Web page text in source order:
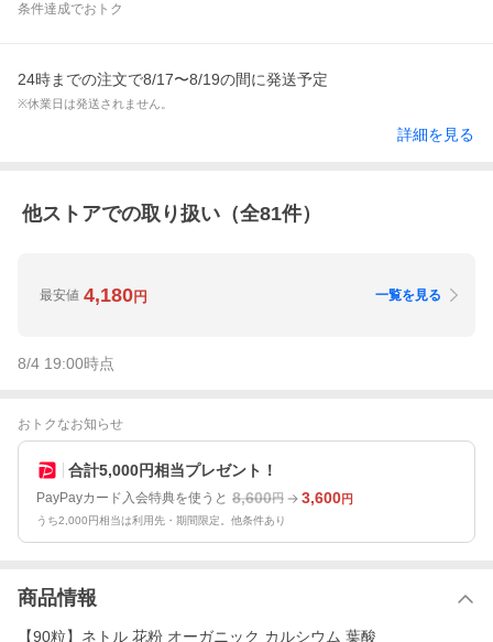
条件達成でおトク
24時までの注文で8/17〜8/19の間に発送予定
※休業日は発送されません。
詳細を見る
他ストアでの取り扱い（全81件）
最安値 4,180円 一覧を見る
8/4 19:00時点
おトクなお知らせ
合計5,000円相当プレゼント！
PayPayカード入会特典を使うと 8,600円 3,600円
うち2,000円相当は利用先・期間限定。他条件あり
商品情報
【90粒】ネトル 花粉 オーガニック カルシウム 葉酸